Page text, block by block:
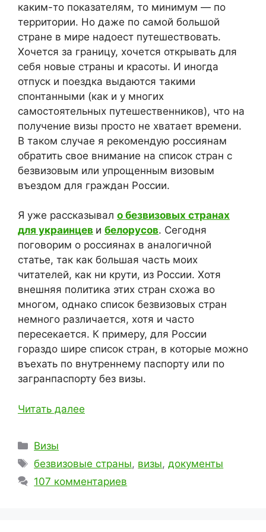
каким-то показателям, то минимум — по
территории. Но даже по самой большой
стране в мире надоест путешествовать.
Хочется за границу, хочется открывать для
себя новые страны и красоты. И иногда
отпуск и поездка выдаются такими
спонтанными (как и у многих
самостоятельных путешественников), что на
получение визы просто не хватает времени.
В таком случае я рекомендую россиянам
обратить свое внимание на список стран с
безвизовым или упрощенным визовым
въездом для граждан России.
Я уже рассказывал о безвизовых странах
для украинцев и белорусов. Сегодня
поговорим о россиянах в аналогичной
статье, так как большая часть моих
читателей, как ни крути, из России. Хотя
внешняя политика этих стран схожа во
многом, однако список безвизовых стран
немного различается, хотя и часто
пересекается. К примеру, для России
гораздо шире список стран, в которые можно
въехать по внутреннему паспорту или по
загранпаспорту без визы.
Читать далее
Рубрики
Визы
Метки
безвизовые страны, визы,документы
107 комментариев